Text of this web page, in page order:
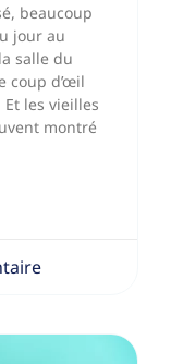
beaucoup
jour au
salle du
coup d’œil
Et les vieilles
montré